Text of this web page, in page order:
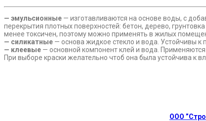
— эмульсионные — изготавливаются на основе воды, с
перекрытия плотных поверхностей: бетон, дерево,
менее токсичен, поэтому можно применять в жилых
— силикатные — основа жидкое стекло и вода. Устойчивы
— клеевые — основной компонент клей и вода.
При выборе краски желательно чтоб она была устойчива к
ООО